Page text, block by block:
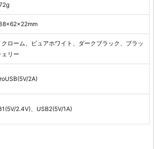
クローム、ピュアホワイト、ダークブラック、ブラッ
ェリー
2A)
2.4V)、USB2(5V/1A)